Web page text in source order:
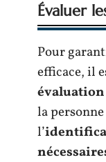
Évaluer
Pour
efficace, il
évaluation
la
l’